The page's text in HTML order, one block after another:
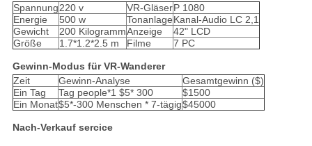
Spannung220 v VR-GläserP 1080
Energie
500 w TonanlageKanal-Audio LC 2,1
Gewicht
200 KilogrammAnzeige
42" LCD
Größe
1.7*1.2*2.5 m Filme 7 PC
Gewinn-Modus für VR-Wanderer
Zeit
Gewinn-Analyse
Gesamtgewinn ($)
Ein Tag
Tag people*1 $5* 300
$1500
Ein Monat$5*-300 Menschen * 7-tägig$45000
Nach-Verkauf sercice